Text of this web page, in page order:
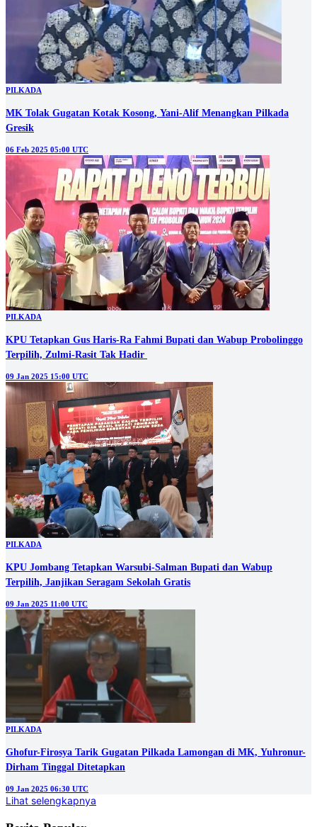
PILKADA
MK Tolak Gugatan Kotak Kosong, Yani-Alif Menangkan Pilkada
Gresik
06 Feb 2025 05:00 UTC
PILKADA
KPU Tetapkan Gus Haris-Ra Fahmi Bupati dan Wabup Probolinggo
Terpilih, Zulmi-Rasit Tak Hadir
09 Jan 2025 15:00 UTC
PILKADA
KPU Jombang Tetapkan Warsubi-Salman Bupati dan Wabup
Terpilih, Janjikan Seragam Sekolah Gratis
09 Jan 2025 11:00 UTC
PILKADA
Ghofur-Firosya Tarik Gugatan Pilkada Lamongan di MK, Yuhronur-
Dirham Tinggal Ditetapkan
09 Jan 2025 06:30 UTC
Lihat selengkapnya